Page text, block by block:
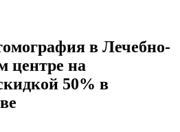
в Лечебно-
центре на
50% в